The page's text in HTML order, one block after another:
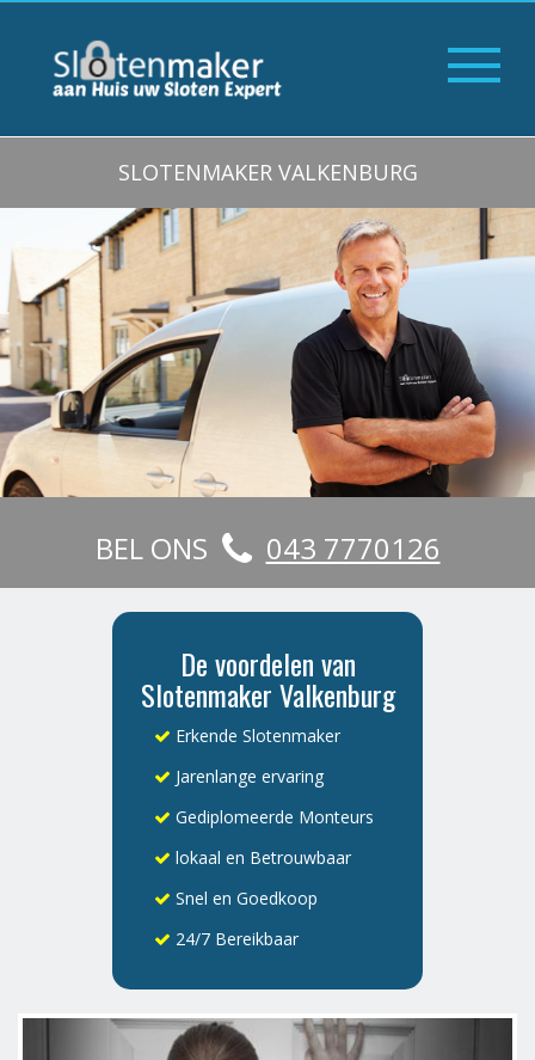
SLOTENMAKER VALKENBURG
BEL ONS 043 7770126
De voordelen van
Slotenmaker Valkenburg
Erkende Slotenmaker
Jarenlange ervaring
Gediplomeerde Monteurs
lokaal en Betrouwbaar
Snel en Goedkoop
24/7 Bereikbaar